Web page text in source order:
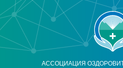
АССОЦИАЦИЯ